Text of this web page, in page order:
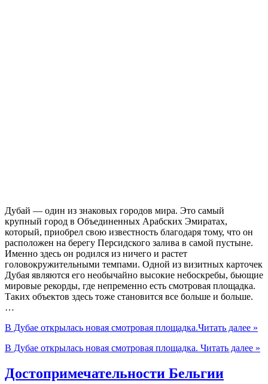
Дубай — один из знаковых городов мира. Это самый
крупный город в Объединенных Арабских Эмиратах,
который, приобрел свою известность благодаря тому, что он
расположен на берегу Персидского залива в самой пустыне.
Именно здесь он родился из ничего и растет
головокружительными темпами. Одной из визитных карточек
Дубая являются его необычайно высокие небоскребы, бьющие
мировые рекорды, где непременно есть смотровая площадка.
Таких объектов здесь тоже становится все больше и больше.
…
В Дубае открылась новая смотровая площадка.Читать далее »
В Дубае открылась новая смотровая площадка. Читать далее »
Достопримечательности Бельгии